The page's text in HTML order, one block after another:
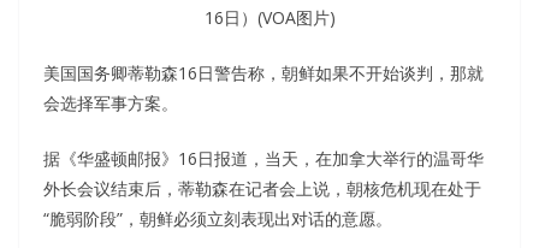
16日）(VOA图片)
美国国务卿蒂勒森16日警告称，朝鲜如果不开始谈判，那就
会选择军事方案。
据《华盛顿邮报》16日报道，当天，在加拿大举行的温哥华
外长会议结束后，蒂勒森在记者会上说，朝核危机现在处于
“脆弱阶段”，朝鲜必须立刻表现出对话的意愿。